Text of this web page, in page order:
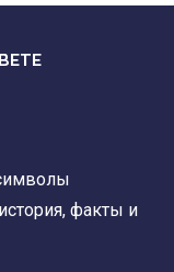
факты и